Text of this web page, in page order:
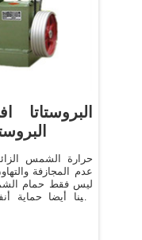
البروستاتا
حرارة الشمس
عدم المجازفة
ليس فقط حمام
علينا أيضا حماية